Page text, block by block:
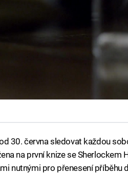
30. června sledovat každou
na první knize se Sherlockem
nutnými pro přenesení příběhu